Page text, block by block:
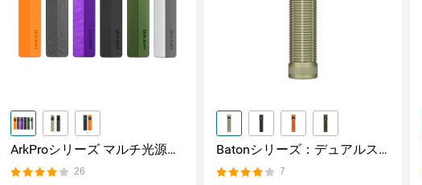
ArkProシリーズ マルチ光源薄
型フラッシュライト
26
Batonシリーズ：デュアルス
イッチ搭載の高ルーメンコン
パクトEDC懐中電灯
7